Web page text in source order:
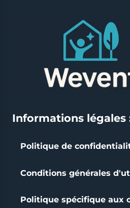
Informations légales
Politique de
Conditions générales
Politique spécifique aux